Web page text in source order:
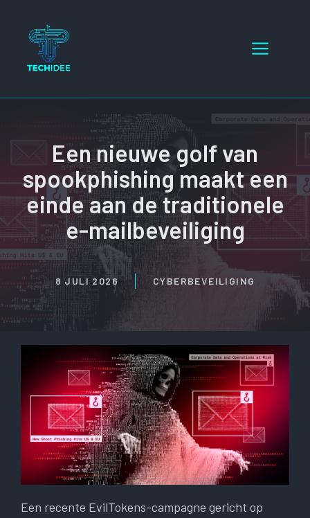
inhoud
Menu
Een nieuwe golf van
spookphishing maakt een
einde aan de traditionele
e-mailbeveiliging
8 JULI 2026 CYBERBEVEILIGING
Een recente EvilTokens-campagne gericht op